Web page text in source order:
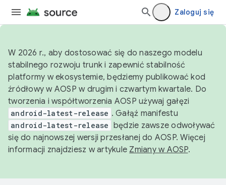
Zaloguj się
W 2026 r., aby dostosować się do naszego modelu
stabilnego rozwoju trunk i zapewnić stabilność
platformy w ekosystemie, będziemy publikować kod
źródłowy w AOSP w drugim i czwartym kwartale. Do
tworzenia i współtworzenia AOSP używaj gałęzi
android-latest-release . Gałąź manifestu
android-latest-release będzie zawsze odwoływać
się do najnowszej wersji przesłanej do AOSP. Więcej
informacji znajdziesz w artykule Zmiany w AOSP.